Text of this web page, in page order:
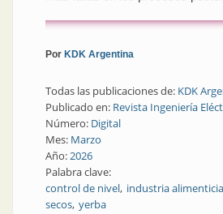
Por KDK Argentina
Todas las publicaciones de: KDK
Publicado en: Revista Ingeniería
Número: Digital
Mes: Marzo
Año:2026
Palabra clave:
control de nivel industria alimenticia
secos yerba